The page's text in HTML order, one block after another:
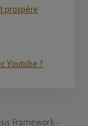
prospère
Youtube ?
Framework ·